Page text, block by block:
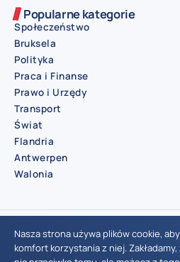
Popularne kategorie
Społeczeństwo
Bruksela
Polityka
Praca i Finanse
Prawo i Urzędy
Transport
Świat
Flandria
Antwerpen
Walonia
© Aktualnosci.be – All Right
Nasza strona używa plików cookie,
komfort korzystania z niej.